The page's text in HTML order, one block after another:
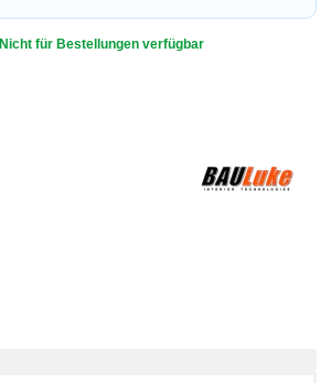
Nicht für Bestellungen verfügbar